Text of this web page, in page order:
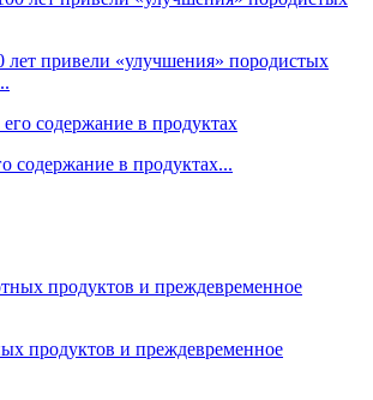
лет привели «улучшения» породистых
содержание в продуктах...
продуктов и преждевременное